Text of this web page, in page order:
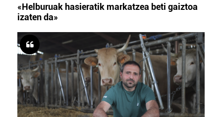
«Helburuak hasieratik markatzea beti gaiztoa
izaten da»